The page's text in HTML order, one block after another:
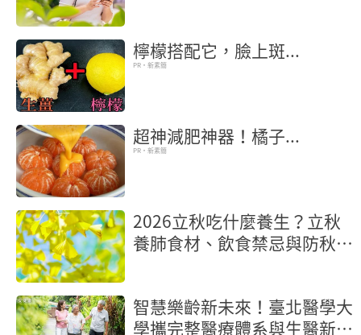
檸檬搭配它，臉上斑...
PR・新素簡
超神減肥神器！橘子...
PR・新素簡
2026立秋吃什麼養生？立秋
養肺食材、飲食禁忌與防秋燥
智慧樂齡新未來！臺北醫學大
學攜完整醫療體系與生醫新創